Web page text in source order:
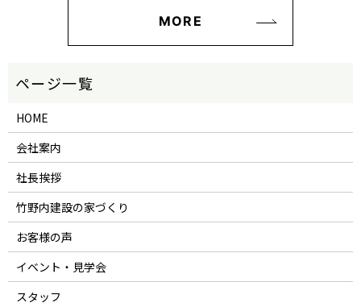
MORE
HOME
会社案内
社長挨拶
竹野内建設の家づくり
お客様の声
イベント・見学会
スタッフ